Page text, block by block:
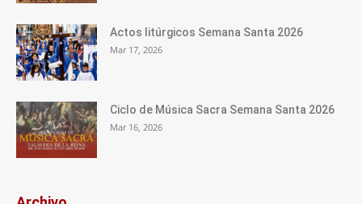
Actos litúrgicos Semana Santa 2026
Mar 17, 2026
Ciclo de Música Sacra Semana Santa 2026
Mar 16, 2026